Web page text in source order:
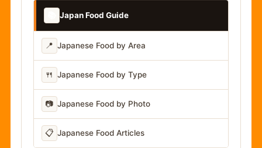
Japan Food Guide
📍 Japanese Food by Area
🍴 Japanese Food by Type
📷 Japanese Food by Photo
📋 Japanese Food Articles